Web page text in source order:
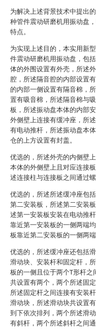
为解决上述背景技术中提出
种管件震动研磨机用振动盘
特点。
为实现上述目的，本实用新
件震动研磨机用振动盘，包
体的外围设置有外壳，所述
腔，所述隔音腔的内部设置
的内部一侧设置有隔音棉，
置有吸音棉，所述隔音棉与
板，所述振动盘本体的内部
外侧壁上连接有缓冲座，所
有电动推杆，所述振动盘本
仓的上方设置有封盖。
优选的，所述外壳的内侧壁
本体的外侧壁上且对应连接
述连接柱与连接板之间通过螺
优选的，所述所述缓冲座包
第二安装板，所述第二安装
述第一安装板安装在电动推
靠近第一安装板的一侧两端
板靠近第二安装板的一侧两端
优选的，所述缓冲座还包括
滑动块、安装杆和固定杆，
板的一侧且位于两个T形杆
共设置有两个，两个所述固
所述固定杆之间连接有安装
滑动块，所述滑动块共设置
到下依次排列，两个所述滑
有斜杆，两个所述斜杆之间